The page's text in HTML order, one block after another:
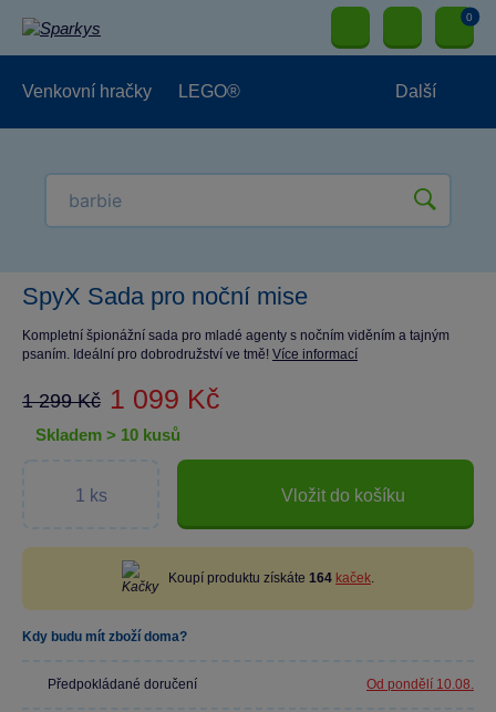
0
Venkovní hračky LEGO® Další
SpyX Sada pro noční mise
Kompletní špionážní sada pro mladé agenty s nočním viděním a tajným
psaním. Ideální pro dobrodružství ve tmě! Více informací
1 299 Kč 1 099 Kč
skladem > 10 kusů
Vložit do košíku
Koupí produktu získáte 164 kaček.
Kdy budu mít zboží doma?
Předpokládané doručení Od pondělí 10.08.